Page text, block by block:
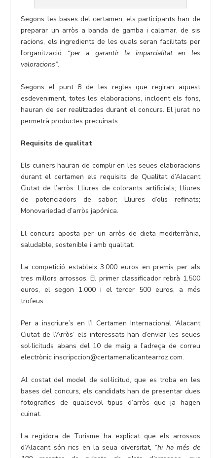
Segons les bases del certamen, els participants han de
preparar un arròs a banda de gamba i calamar, de sis
racions, els ingredients de les quals seran facilitats per
l’organització “per a garantir la imparcialitat en les
valoracions”.
Segons el punt 8 de les regles que regiran aquest
esdeveniment, totes les elaboracions, incloent els fons,
hauran de ser realitzades durant el concurs. El jurat no
permetrà productes precuinats.
Requisits de qualitat
Els cuiners hauran de complir en les seues elaboracions
durant el certamen els requisits de Qualitat d’Alacant
Ciutat de l’arròs: Lliures de colorants artificials; Lliures
de potenciadors de sabor; Lliures d’olis refinats;
Monovariedad d’arròs japónica.
El concurs aposta per un arròs de dieta mediterrània,
saludable, sostenible i amb qualitat.
La competició estableix 3.000 euros en premis per als
tres millors arrossos. El primer classificador rebrà 1.500
euros, el segon 1.000 i el tercer 500 euros, a més
trofeus.
Per a inscriure’s en l’I Certamen Internacional ‘Alacant
Ciutat de l’Arròs’ els interessats han d’enviar les seues
sol·licituds abans del 10 de maig a l’adreça de correu
electrònic inscripccion@certamenalicantearroz.com.
Al costat del model de sol·licitud, que es troba en les
bases del concurs, els candidats han de presentar dues
fotografies de qualsevol tipus d’arròs que ja hagen
cuinat.
La regidora de Turisme ha explicat que els arrossos
d’Alacant són rics en la seua diversitat, “hi ha més de